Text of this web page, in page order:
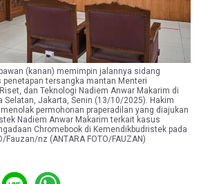
(kanan) memimpin jalannya sidang
penetapan tersangka mantan Menteri
dan Teknologi Nadiem Anwar Makarim di
Selatan, Jakarta, Senin (13/10/2025). Hakim
permohonan praperadilan yang diajukan
Nadiem Anwar Makarim terkait kasus
Chromebook di Kemendikbudristek pada
Fauzan/nz (ANTARA FOTO/FAUZAN)